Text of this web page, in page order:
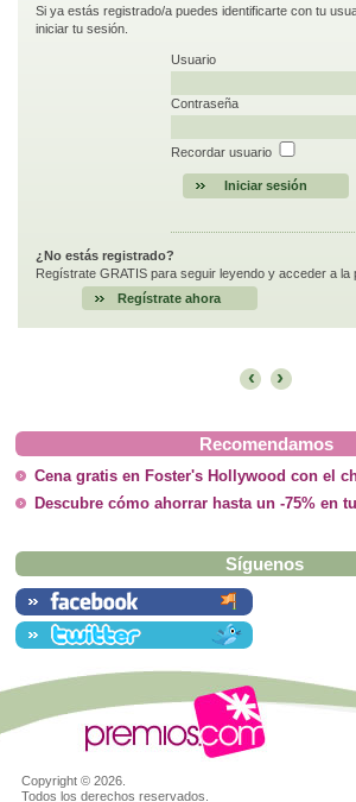
Si ya estás registrado/a puedes identificarte con tu
iniciar tu sesión.
Usuario
Contraseña
Recordar usuario
¿No estás registrado?
Regístrate GRATIS para seguir leyendo y acceder a la
Regístrate ahora
‹ ›
Recomendamos
Cena gratis en Foster's Hollywood con el
Descubre cómo ahorrar hasta un -75% en
Síguenos
Copyright © 2026.
Todos los derechos reservados.